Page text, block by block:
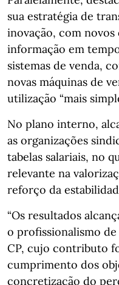
sua estratégia de
inovação, com novos
informação em
sistemas de venda,
novas máquinas de
utilização “mais
No plano interno,
as organizações
tabelas salariais, no
relevante na
reforço da
“Os resultados
o profissionalismo
CP, cujo contributo
cumprimento dos
concretização do